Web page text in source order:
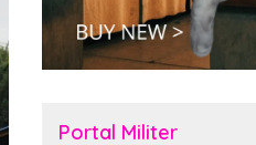
Portal Militer